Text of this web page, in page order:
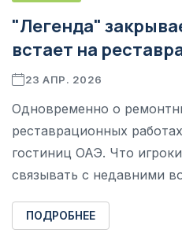
"Легенда"
встает на
23 АПР. 2026
Одновременно о
реставрационных
гостиниц ОАЭ. Что
связывать с недавними
ПОДРОБНЕЕ